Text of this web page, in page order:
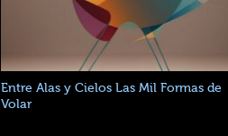
Entre Alas y Cielos Las Mil Formas de
Volar